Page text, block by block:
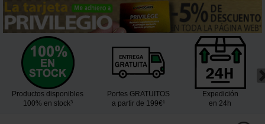
Productos disponibles
100% en stock³
Portes GRATUITOS
a partir de 199€¹
Expedición
en 24h